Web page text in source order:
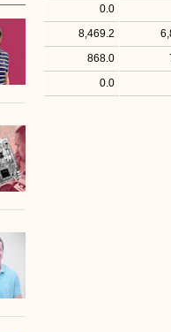
0.0
8,469.2
868.0
0.0